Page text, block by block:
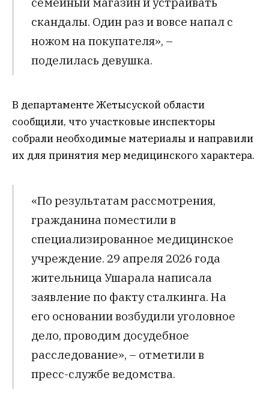
скандалы. Один раз и вовсе напал с
ножом на покупателя», –
поделилась девушка.
В департаменте Жетысуской области
сообщили, что участковые инспекторы
собрали необходимые материалы и направили
их для принятия мер медицинского характера.
«По результатам рассмотрения,
гражданина поместили в
специализированное медицинское
учреждение. 29 апреля 2026 года
жительница Ушарала написала
заявление по факту сталкинга. На
его основании возбудили уголовное
дело, проводим досудебное
расследование», – отметили в
пресс-службе ведомства.